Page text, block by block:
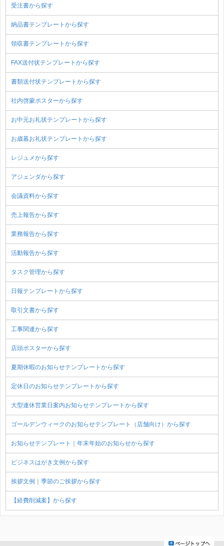
受注書から探す
納品書テンプレートから探す
領収書テンプレートから探す
FAX送付状テンプレートから探す
書類送付状テンプレートから探す
社内啓蒙ポスターから探す
お中元お礼状テンプレートから探す
お歳暮お礼状テンプレートから探す
レジュメから探す
アジェンダから探す
会議資料から探す
売上報告から探す
業務報告から探す
活動報告から探す
タスク管理から探す
日報テンプレートから探す
取引文書から探す
工事関連から探す
店頭ポスターから探す
夏期休暇のお知らせテンプレートから探す
定休日のお知らせテンプレートから探す
大型連休営業日案内お知らせテンプレートから探す
ゴールデンウィークのお知らせテンプレート（店舗向け）から探す
お知らせテンプレート｜年末年始のお知らせから探す
ビジネスはがき文例から探す
挨拶文例｜季節のご挨拶から探す
【経費削減案】から探す